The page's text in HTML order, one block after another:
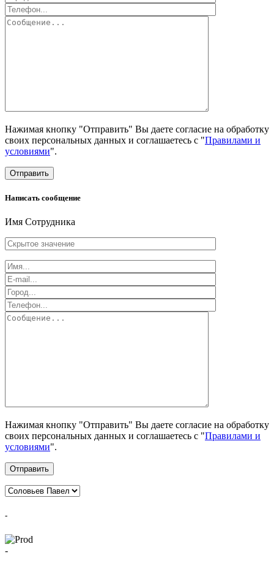
Нажимая кнопку "Отправить" Вы даете согласие на обработку
своих персональных данных и соглашаетесь с "Правилами и
условиями".
Отправить
Написать сообщение
Имя Сотрудника
Нажимая кнопку "Отправить" Вы даете согласие на обработку
своих персональных данных и соглашаетесь с "Правилами и
условиями".
Отправить
-
-